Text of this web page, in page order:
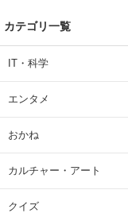
カテゴリ一覧
IT・科学
エンタメ
おかね
カルチャー・アート
クイズ